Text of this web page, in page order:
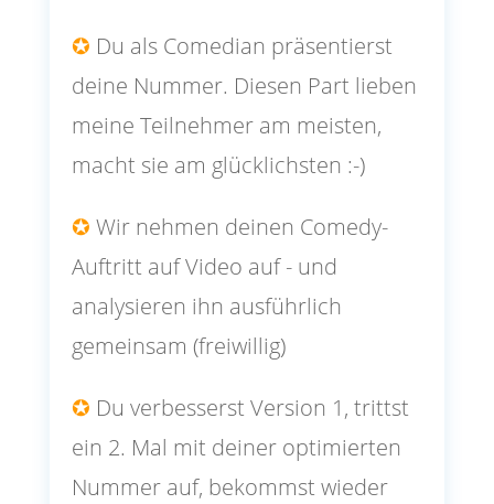
✪ Du als Comedian präsentierst
deine Nummer. Diesen Part lieben
meine Teilnehmer am meisten,
macht sie am glücklichsten :-)
✪ Wir nehmen deinen Comedy-
Auftritt auf Video auf - und
analysieren ihn ausführlich
gemeinsam (freiwillig)
✪ Du verbesserst Version 1, trittst
ein 2. Mal mit deiner optimierten
Nummer auf, bekommst wieder